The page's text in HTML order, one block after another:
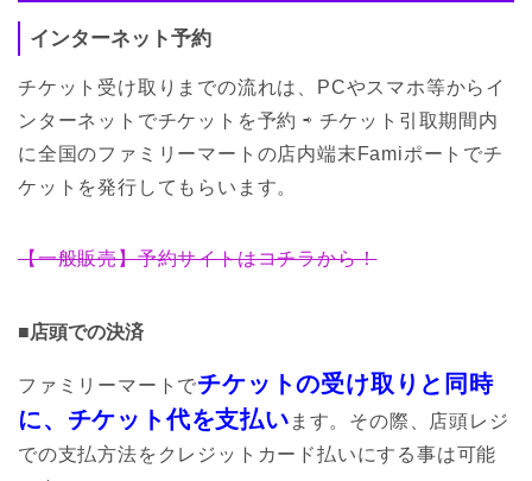
インターネット予約
チケット受け取りまでの流れは、PCやスマホ等からイ
ンターネットでチケットを予約 ⇨ チケット引取期間内
に全国のファミリーマートの店内端末Famiポートでチ
ケットを発行してもらいます。
【一般販売】予約サイトはコチラから！
■店頭での決済
ファミリーマートでチケットの受け取りと同時
に、チケット代を支払い ます。その際、店頭レジ
での支払方法をクレジットカード払いにする事は可能